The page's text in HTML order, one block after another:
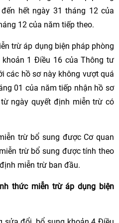
hết ngày 31 tháng 12 của
12 của năm tiếp theo.
trừ áp dụng biện pháp phòng
1 Điều 16 của Thông tư
các hồ sơ này không vượt quá
01 của năm tiếp nhận hồ sơ
ngày quyết định miễn trừ có
trừ bổ sung được Cơ quan
trừ bổ sung được tính theo
miễn trừ ban đầu.
thức miễn trừ áp dụng biện